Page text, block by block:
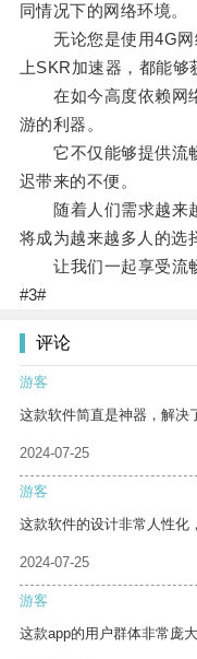
同情况下的网络环境。
无论您是使用4G网
上SKR加速器，都能够
在如今高度依赖网络
游的利器。
它不仅能够提供流畅
迟带来的不便。
随着人们需求越来越
将成为越来越多人的选
让我们一起享受流畅
#3#
评论
游客
这款软件简直是神器，解决
2024-07-25
游客
这款软件的设计非常人性化
2024-07-25
游客
这款app的用户群体非常庞